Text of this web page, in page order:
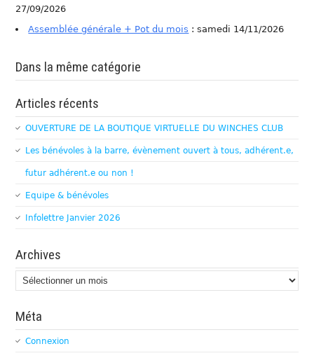
27/09/2026
Assemblée générale + Pot du mois : samedi 14/11/2026
Dans la même catégorie
Articles récents
OUVERTURE DE LA BOUTIQUE VIRTUELLE DU WINCHES CLUB
Les bénévoles à la barre, évènement ouvert à tous, adhérent.e,
futur adhérent.e ou non !
Equipe & bénévoles
Infolettre Janvier 2026
Archives
Archives
Méta
Connexion